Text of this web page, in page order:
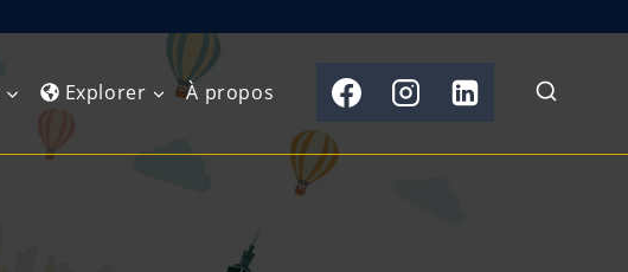
Explorer À propos